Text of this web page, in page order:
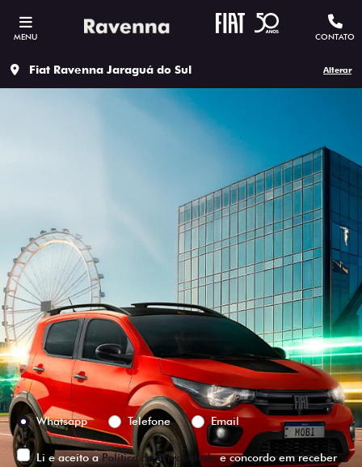
MENU CONTATO
Fiat Ravenna Jaraguá do Sul Alterar
ESTOU INTERESSADO
Versão escolhida
Preferência de contato:
Whatsapp
Telefone Email
Li e aceito aPolítica de Privacidadee concordo em receber